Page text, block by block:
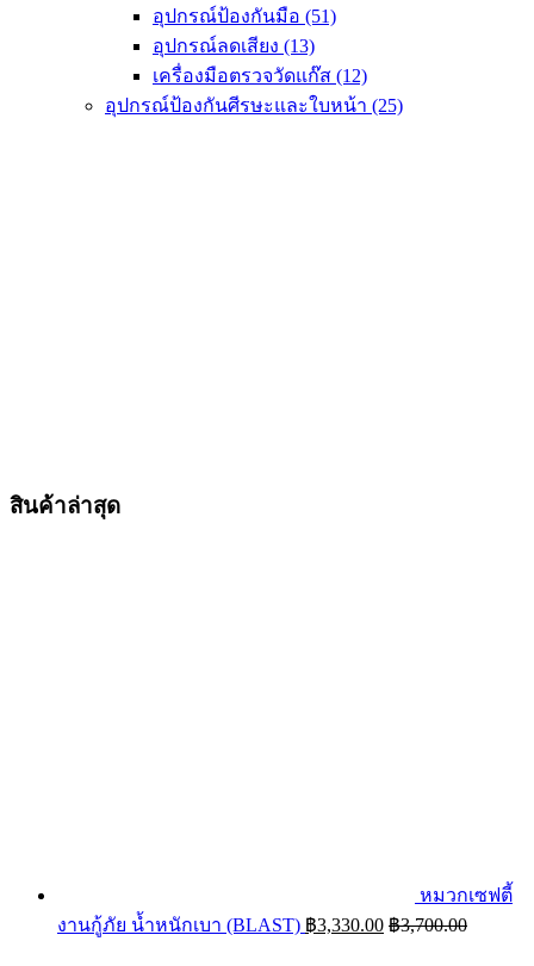
อุปกรณ์ป้องกันมือ (51)
อุปกรณ์ลดเสียง (13)
เครื่องมือตรวจวัดแก๊ส (12)
อุปกรณ์ป้องกันศีรษะและใบหน้า (25)
สินค้าล่าสุด
หมวกเซฟตี้
งานกู้ภัย น้ำหนักเบา (BLAST) ฿3,330.00 ฿3,700.00